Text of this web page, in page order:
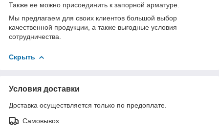
Также ее можно присоединить к запорной арматуре.
Мы предлагаем для своих клиентов большой выбор
качественной продукции, а также выгодные условия
сотрудничества.
Скрыть
Условия доставки
Доставка осуществляется только по предоплате.
Самовывоз